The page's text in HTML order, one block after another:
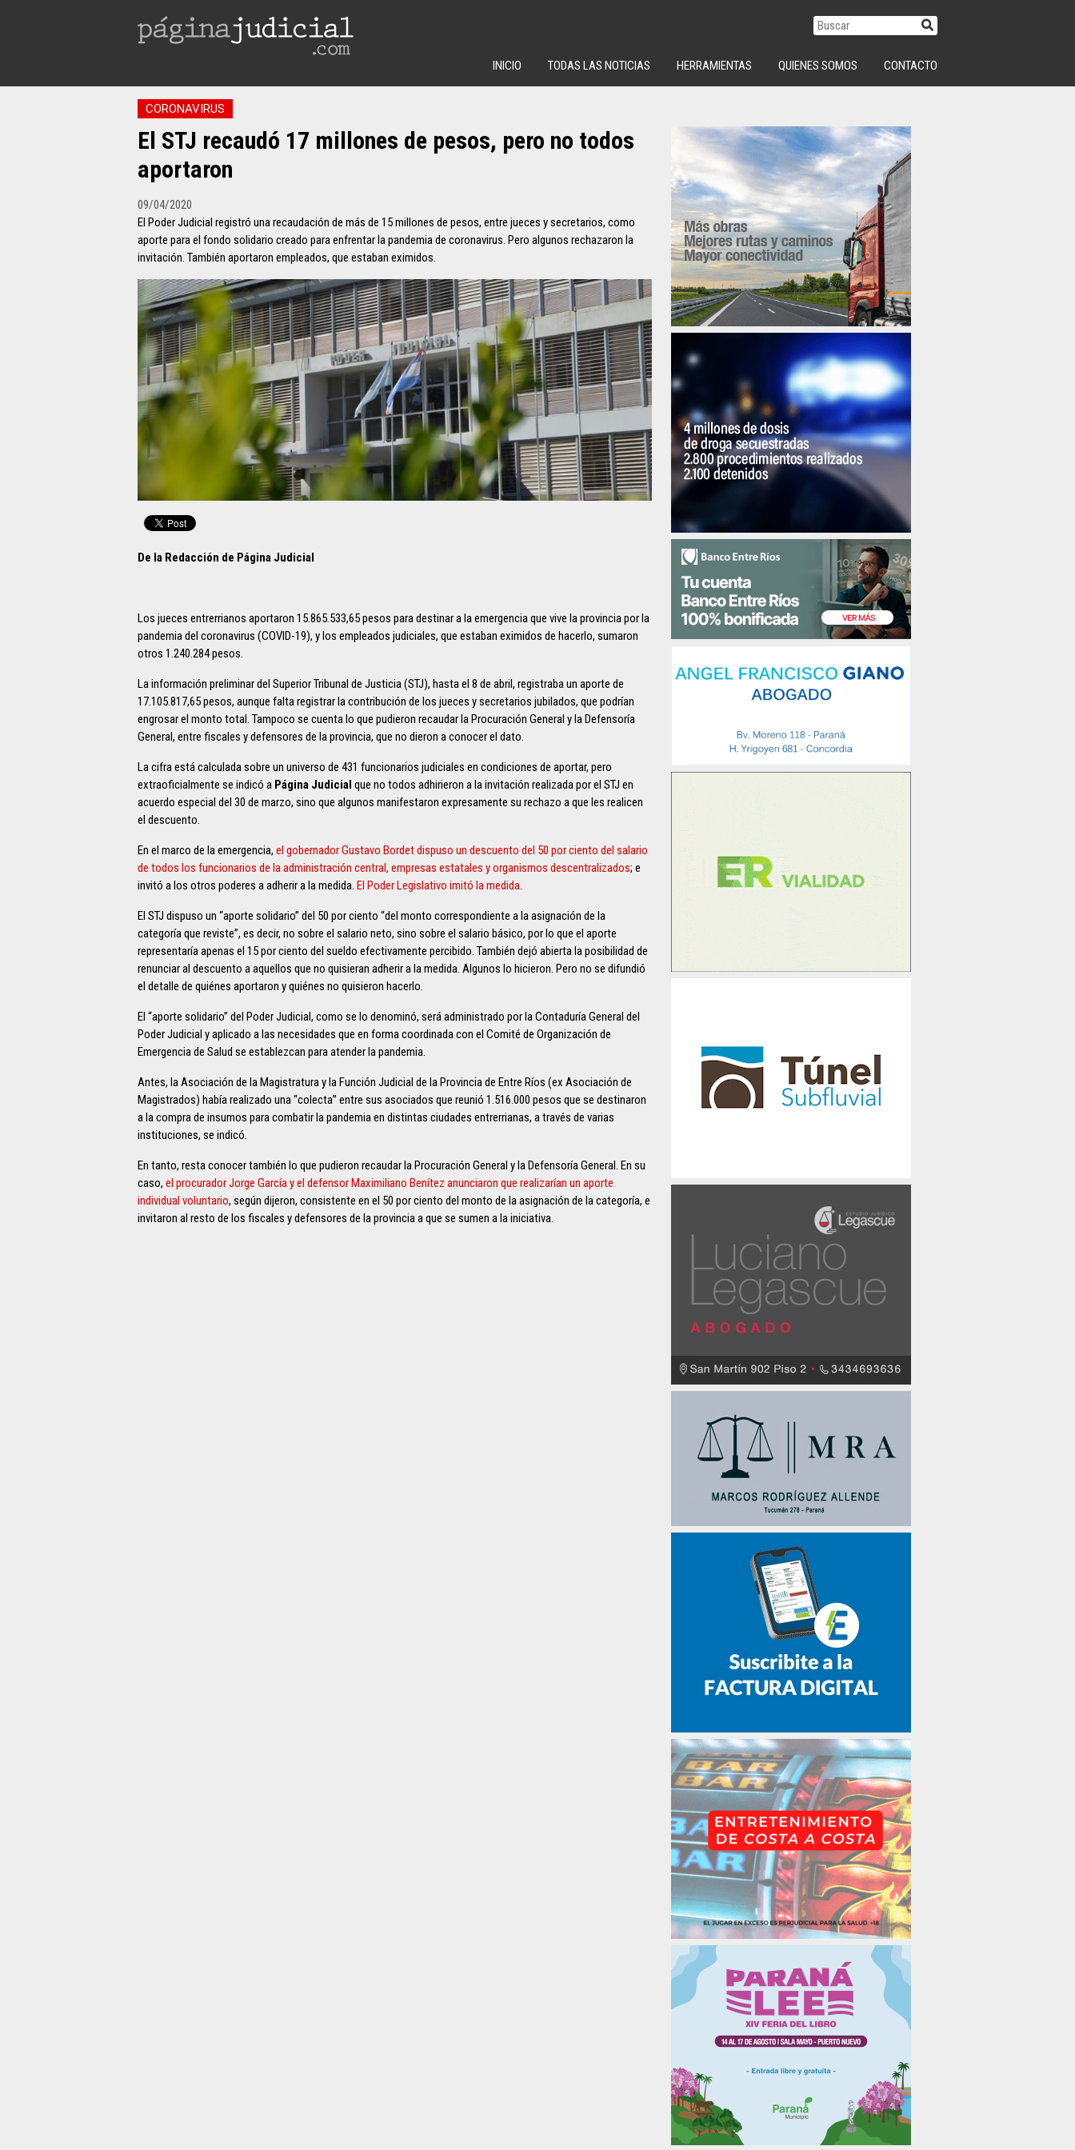
INICIO TODAS LAS NOTICIAS HERRAMIENTAS QUIENES SOMOS CONTACTO
CORONAVIRUS
El STJ recaudó 17 millones de pesos, pero no todos
aportaron
09/04/2020
El Poder Judicial registró una recaudación de más de 15 millones de pesos, entre jueces y secretarios, como
aporte para el fondo solidario creado para enfrentar la pandemia de coronavirus. Pero algunos rechazaron la
invitación. También aportaron empleados, que estaban eximidos.
De la Redacción de Página Judicial
Los jueces entrerrianos aportaron 15.865.533,65 pesos para destinar a la emergencia que vive la provincia por la
pandemia del coronavirus (COVID-19), y los empleados judiciales, que estaban eximidos de hacerlo, sumaron
otros 1.240.284 pesos.
La información preliminar del Superior Tribunal de Justicia (STJ), hasta el 8 de abril, registraba un aporte de
17.105.817,65 pesos, aunque falta registrar la contribución de los jueces y secretarios jubilados, que podrían
engrosar el monto total. Tampoco se cuenta lo que pudieron recaudar la Procuración General y la Defensoría
General, entre fiscales y defensores de la provincia, que no dieron a conocer el dato.
La cifra está calculada sobre un universo de 431 funcionarios judiciales en condiciones de aportar, pero
extraoficialmente se indicó a Página Judicial que no todos adhirieron a la invitación realizada por el STJ en
acuerdo especial del 30 de marzo, sino que algunos manifestaron expresamente su rechazo a que les realicen
el descuento.
En el marco de la emergencia, el gobernador Gustavo Bordet dispuso un descuento del 50 por ciento del salario
de todos los funcionarios de la administración central, empresas estatales y organismos descentralizados; e
invitó a los otros poderes a adherir a la medida. El Poder Legislativo imitó la medida.
El STJ dispuso un “aporte solidario” del 50 por ciento “del monto correspondiente a la asignación de la
categoría que reviste”, es decir, no sobre el salario neto, sino sobre el salario básico, por lo que el aporte
representaría apenas el 15 por ciento del sueldo efectivamente percibido. También dejó abierta la posibilidad de
renunciar al descuento a aquellos que no quisieran adherir a la medida. Algunos lo hicieron. Pero no se difundió
el detalle de quiénes aportaron y quiénes no quisieron hacerlo.
El “aporte solidario” del Poder Judicial, como se lo denominó, será administrado por la Contaduría General del
Poder Judicial y aplicado a las necesidades que en forma coordinada con el Comité de Organización de
Emergencia de Salud se establezcan para atender la pandemia.
Antes, la Asociación de la Magistratura y la Función Judicial de la Provincia de Entre Ríos (ex Asociación de
Magistrados) había realizado una “colecta” entre sus asociados que reunió 1.516.000 pesos que se destinaron
a la compra de insumos para combatir la pandemia en distintas ciudades entrerrianas, a través de varias
instituciones, se indicó.
En tanto, resta conocer también lo que pudieron recaudar la Procuración General y la Defensoría General. En su
caso, el procurador Jorge García y el defensor Maximiliano Benítez anunciaron que realizarían un aporte
individual voluntario, según dijeron, consistente en el 50 por ciento del monto de la asignación de la categoría, e
invitaron al resto de los fiscales y defensores de la provincia a que se sumen a la iniciativa.